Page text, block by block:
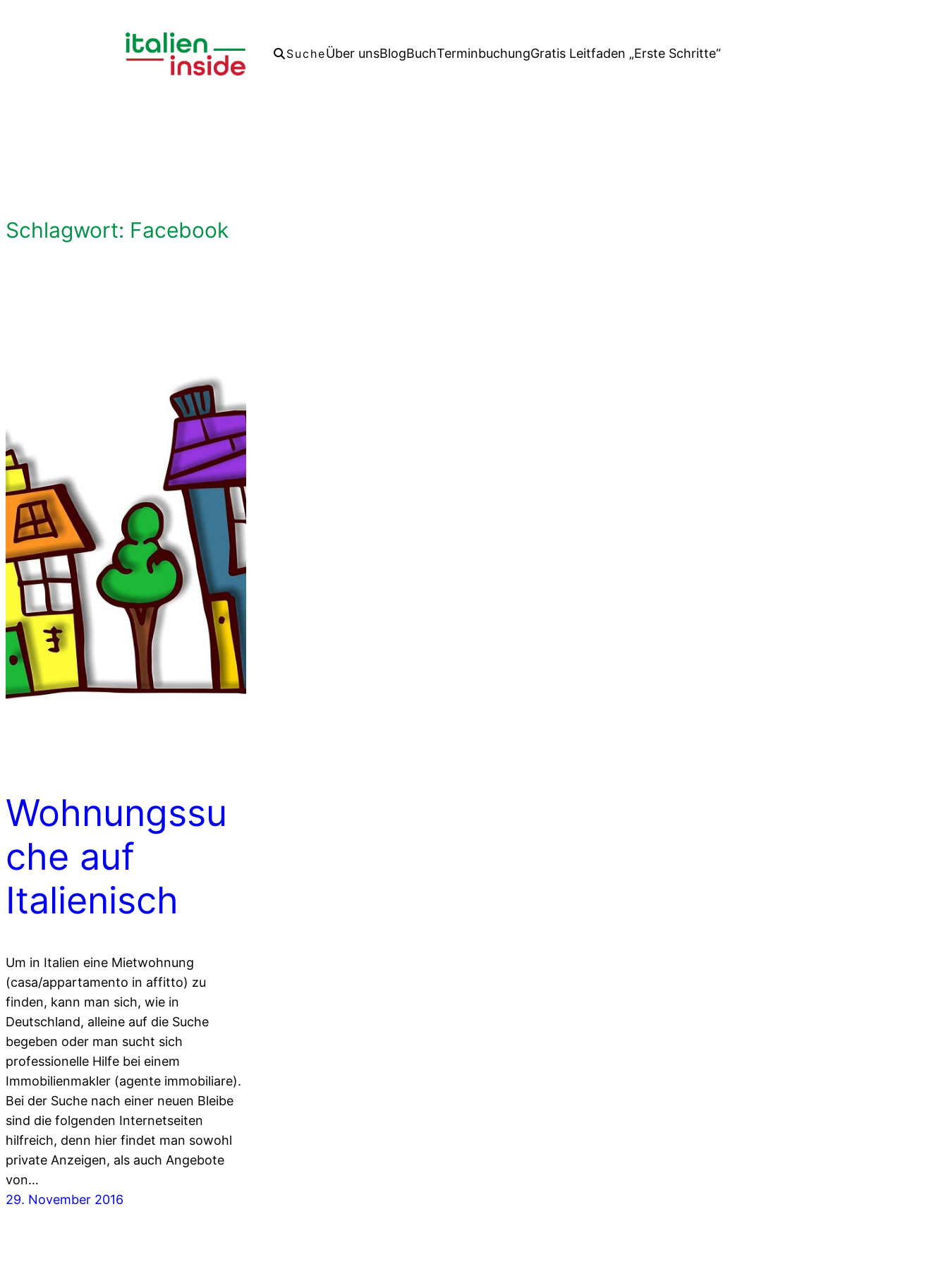
SucheÜber unsBlogBuchTerminbuchungGratis Leitfaden „Erste Schritte“
Schlagwort: Facebook
Wohnungssu
che auf
Italienisch
Um in Italien eine Mietwohnung
(casa/appartamento in affitto) zu
finden, kann man sich, wie in
Deutschland, alleine auf die Suche
begeben oder man sucht sich
professionelle Hilfe bei einem
Immobilienmakler (agente immobiliare).
Bei der Suche nach einer neuen Bleibe
sind die folgenden Internetseiten
hilfreich, denn hier findet man sowohl
private Anzeigen, als auch Angebote
von…
29. November 2016